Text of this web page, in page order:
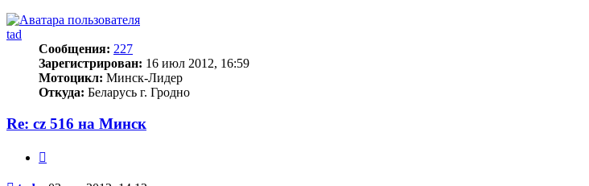
началу
tad
Сообщения: 227
Зарегистрирован: 16 июл 2012, 16:59
Мотоцикл: Минск-Лидер
Откуда: Беларусь г. Гродно
Re: cz 516 на Минск